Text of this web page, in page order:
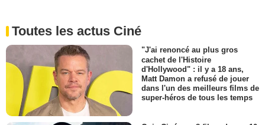
Toutes les actus Ciné
"J'ai renoncé au plus gros
cachet de l'Histoire
d'Hollywood" : il y a 18 ans,
Matt Damon a refusé de jouer
dans l'un des meilleurs films de
super-héros de tous les temps